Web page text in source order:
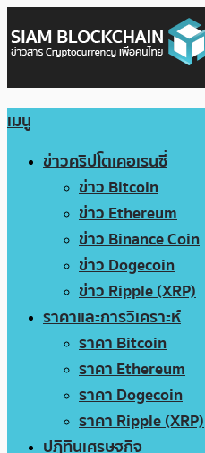
เมนู
ข่าวคริปโตเคอเรนซี่
ข่าว Bitcoin
ข่าว Ethereum
ข่าว Binance Coin
ข่าว Dogecoin
ข่าว Ripple (XRP)
ราคาและการวิเคราะห์
ราคา Bitcoin
ราคา Ethereum
ราคา Dogecoin
ราคา Ripple (XRP)
ปฏิทินเศรษฐกิจ